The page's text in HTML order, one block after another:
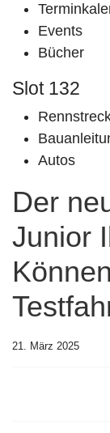
Events
Bücher
Slot 132
Autos
Der
Junior
21. März 2025